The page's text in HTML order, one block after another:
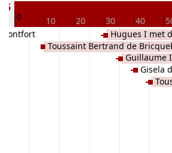
0 10 20 30 40
Toussaint Bertrand de
Hugues I met
Risle
Guillaume
Gisela